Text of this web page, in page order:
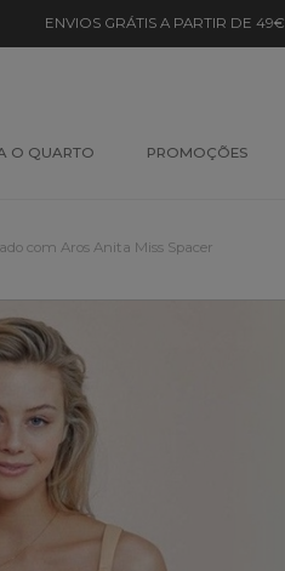
ENVIOS GRÁTIS A PARTIR DE 49€
O QUARTO PROMOÇÕES
com Aros Anita Miss Spacer